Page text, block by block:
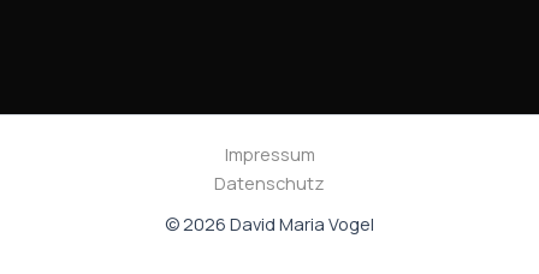
Impressum
Datenschutz
© 2026 David Maria Vogel